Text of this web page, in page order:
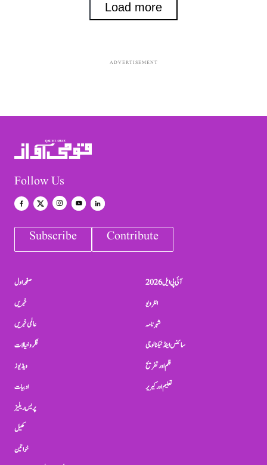
Load more
ADVERTISEMENT
Follow Us
Subscribe Contribute
صفحہ اول
خبریں
عالمی خبریں
فکر و خیالات
ویڈیوز
ادبیات
پریس ریلیز
کھیل
خواتین
آئی پی ایل 2026
انٹرویو
شہرنامہ
سائنس اینڈ ٹیکنالوجی
فلم اور تفریح
تعلیم اور کیریر